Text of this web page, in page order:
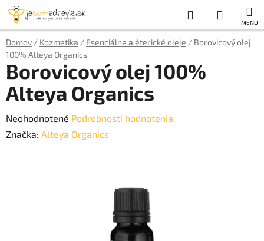
Prejsť
obsah
Hľadať
KOŠÍK
Domov / Kozmetika / Esenciálne a éterické oleje / Borovicový olej
100% Alteya Organics
Borovicový olej 100%
Alteya Organics
Priemerné
hodnotenie
Neohodnotené Podrobnosti hodnotenia
Značka: Alteya Organics